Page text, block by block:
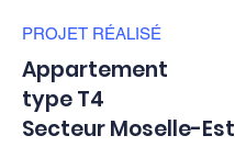
PROJET RÉALISÉ
Appartement
type T4
Secteur Moselle-Est